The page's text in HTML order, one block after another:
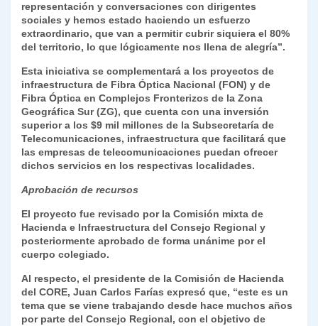
representación y conversaciones con dirigentes
sociales y hemos estado haciendo un esfuerzo
extraordinario, que van a permitir cubrir siquiera el 80%
del territorio, lo que lógicamente nos llena de alegría”.
Esta iniciativa se complementará a los proyectos de
infraestructura de Fibra Óptica Nacional (FON) y de
Fibra Óptica en Complejos Fronterizos de la Zona
Geográfica Sur (ZG), que cuenta con una inversión
superior a los $9 mil millones de la Subsecretaría de
Telecomunicaciones, infraestructura que facilitará que
las empresas de telecomunicaciones puedan ofrecer
dichos servicios en los respectivas localidades.
Aprobación de recursos
El proyecto fue revisado por la Comisión mixta de
Hacienda e Infraestructura del Consejo Regional y
posteriormente aprobado de forma unánime por el
cuerpo colegiado.
Al respecto, el presidente de la Comisión de Hacienda
del CORE, Juan Carlos Farías expresó que, “este es un
tema que se viene trabajando desde hace muchos años
por parte del Consejo Regional, con el objetivo de